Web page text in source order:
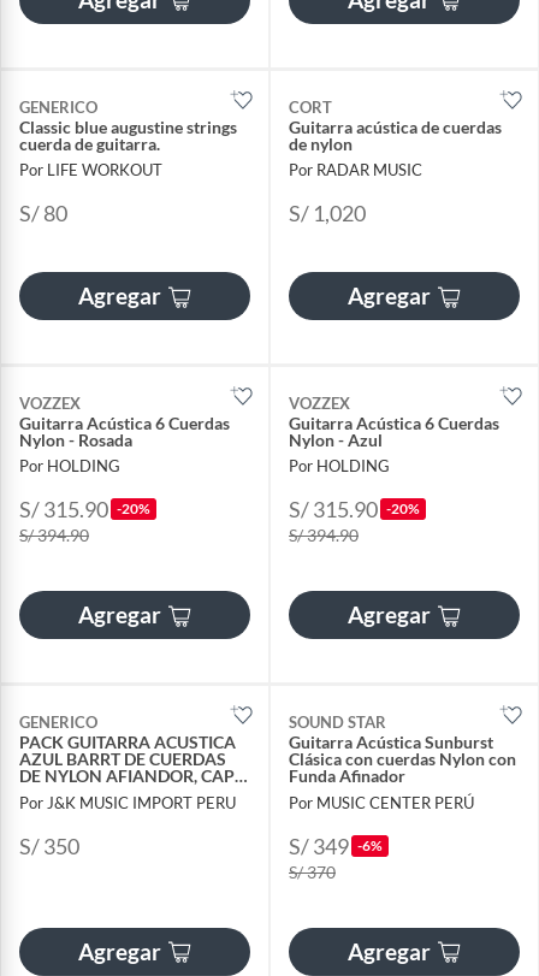
GENERICO
Classic blue augustine strings
cuerda de guitarra.
Por LIFE WORKOUT
S/ 80
Agregar
CORT
Guitarra acústica de cuerdas
de nylon
Por RADAR MUSIC
S/ 1,020
Agregar
VOZZEX
Guitarra Acústica 6 Cuerdas
Nylon - Rosada
Por HOLDING
S/ 315.90 -20%
S/ 394.90
Agregar
VOZZEX
Guitarra Acústica 6 Cuerdas
Nylon - Azul
Por HOLDING
S/ 315.90 -20%
S/ 394.90
Agregar
GENERICO
PACK GUITARRA ACUSTICA
AZUL BARRT DE CUERDAS
DE NYLON AFIANDOR, CAPO
Y CORREA
Por J&K MUSIC IMPORT PERU
S/ 350
Agregar
SOUND STAR
Guitarra Acústica Sunburst
Clásica con cuerdas Nylon con
Funda Afinador
Por MUSIC CENTER PERÚ
S/ 349 -6%
S/ 370
Agregar